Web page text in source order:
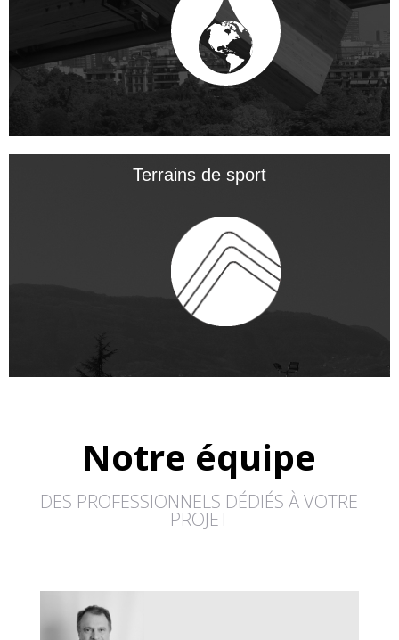
Terrains de sport
Notre équipe
DES PROFESSIONNELS DÉDIÉS À VOTRE
PROJET